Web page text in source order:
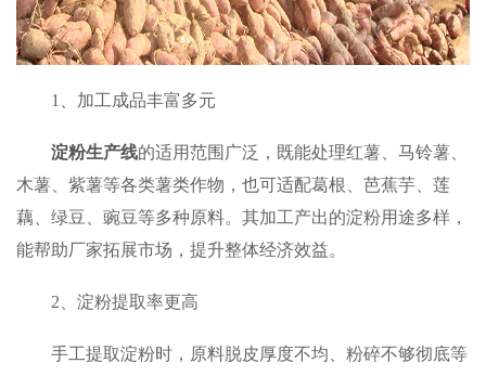
1、加工成品丰富多元
淀粉生产线的适用范围广泛，既能处理红薯、马铃薯、
木薯、紫薯等各类薯类作物，也可适配葛根、芭蕉芋、莲
藕、绿豆、豌豆等多种原料。其加工产出的淀粉用途多样，
能帮助厂家拓展市场，提升整体经济效益。
2、淀粉提取率更高
手工提取淀粉时，原料脱皮厚度不均、粉碎不够彻底等